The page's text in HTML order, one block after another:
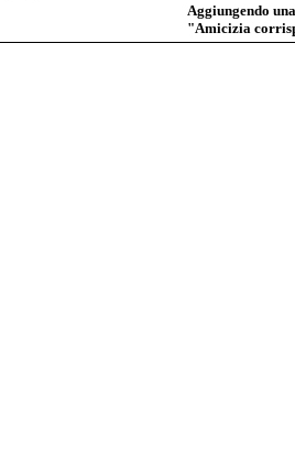
Aggiungendo
"Amicizia